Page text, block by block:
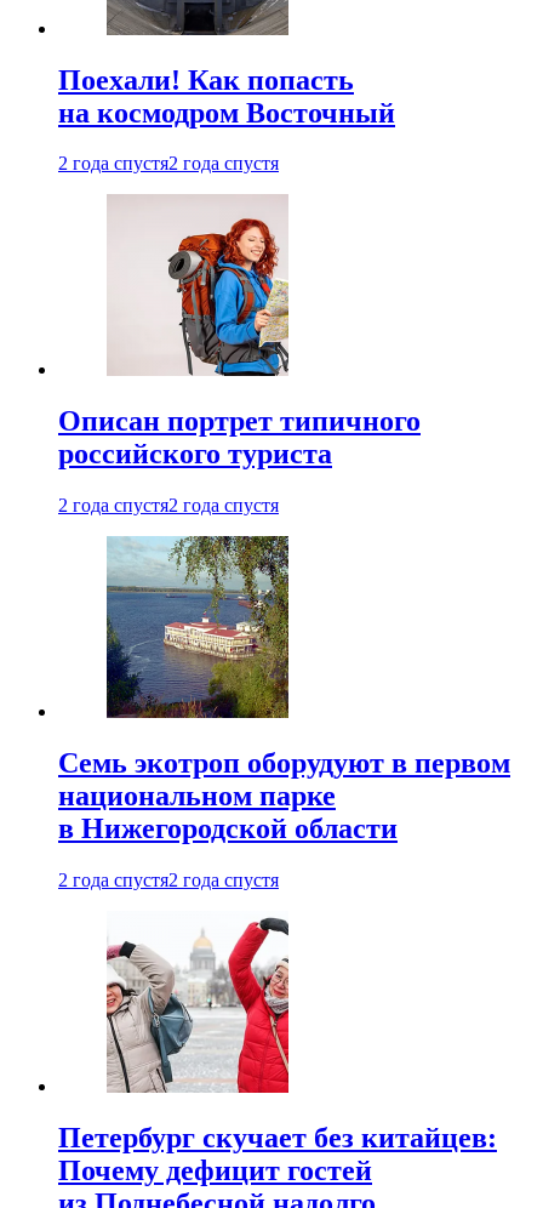
Поехали! Как попасть
на космодром Восточный
2 года спустя2 года спустя
Описан портрет типичного
российского туриста
2 года спустя2 года спустя
Семь экотроп оборудуют в первом
национальном парке
в Нижегородской области
2 года спустя2 года спустя
Петербург скучает без китайцев:
Почему дефицит гостей